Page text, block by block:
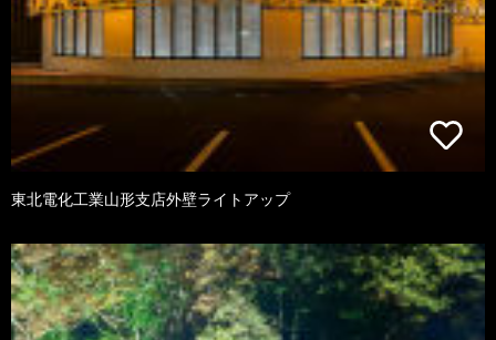
東北電化工業山形支店外壁ライトアップ